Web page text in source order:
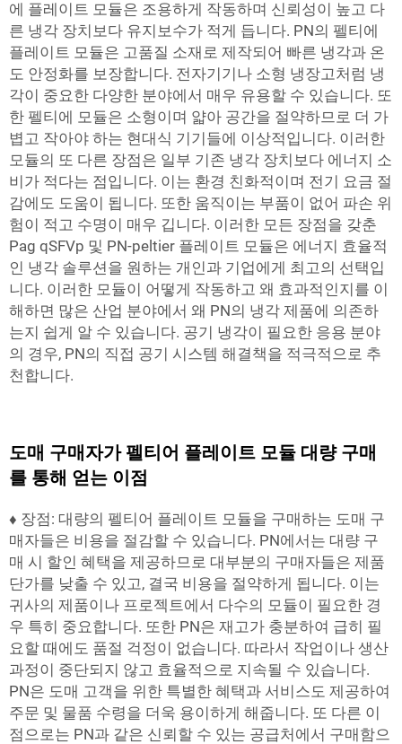
에 플레이트 모듈은 조용하게 작동하며 신뢰성이 높고 다
른 냉각 장치보다 유지보수가 적게 듭니다. PN의 펠티에
플레이트 모듈은 고품질 소재로 제작되어 빠른 냉각과 온
도 안정화를 보장합니다. 전자기기나 소형 냉장고처럼 냉
각이 중요한 다양한 분야에서 매우 유용할 수 있습니다. 또
한 펠티에 모듈은 소형이며 얇아 공간을 절약하므로 더 가
볍고 작아야 하는 현대식 기기들에 이상적입니다. 이러한
모듈의 또 다른 장점은 일부 기존 냉각 장치보다 에너지 소
비가 적다는 점입니다. 이는 환경 친화적이며 전기 요금 절
감에도 도움이 됩니다. 또한 움직이는 부품이 없어 파손 위
험이 적고 수명이 매우 깁니다. 이러한 모든 장점을 갖춘
Pag qSFVp 및 PN-peltier 플레이트 모듈은 에너지 효율적
인 냉각 솔루션을 원하는 개인과 기업에게 최고의 선택입
니다. 이러한 모듈이 어떻게 작동하고 왜 효과적인지를 이
해하면 많은 산업 분야에서 왜 PN의 냉각 제품에 의존하
는지 쉽게 알 수 있습니다. 공기 냉각이 필요한 응용 분야
의 경우, PN의 직접 공기 시스템 해결책을 적극적으로 추
천합니다.
도매 구매자가 펠티어 플레이트 모듈 대량 구매
를 통해 얻는 이점
♦ 장점: 대량의 펠티어 플레이트 모듈을 구매하는 도매 구
매자들은 비용을 절감할 수 있습니다. PN에서는 대량 구
매 시 할인 혜택을 제공하므로 대부분의 구매자들은 제품
단가를 낮출 수 있고, 결국 비용을 절약하게 됩니다. 이는
귀사의 제품이나 프로젝트에서 다수의 모듈이 필요한 경
우 특히 중요합니다. 또한 PN은 재고가 충분하여 급히 필
요할 때에도 품절 걱정이 없습니다. 따라서 작업이나 생산
과정이 중단되지 않고 효율적으로 지속될 수 있습니다.
PN은 도매 고객을 위한 특별한 혜택과 서비스도 제공하여
주문 및 물품 수령을 더욱 용이하게 해줍니다. 또 다른 이
점으로는 PN과 같은 신뢰할 수 있는 공급처에서 구매함으